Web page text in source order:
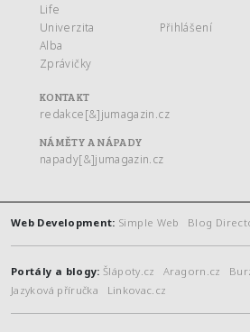
Life
Univerzita
Alba
Zprávičky
Přihlášení
KONTAKT
redakce[&]jumagazin.cz
NÁMĚTY A NÁPADY
napady[&]jumagazin.cz
Web Development: Simple Web Blog
Portály a blogy:Šlápoty.cz Aragorn.cz
Jazyková příručka
Linkovac.cz